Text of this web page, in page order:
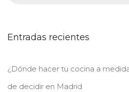
Entradas recientes
¿Dónde hacer tu cocina a
de decidir en Madrid